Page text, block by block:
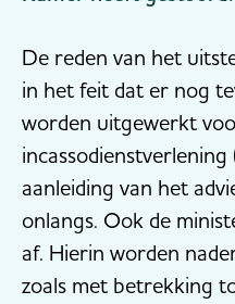
De reden van het
in het feit dat er nog
worden uitgewerkt
aanleiding van het
onlangs. Ook de
af. Hierin worden
zoals met betrekking